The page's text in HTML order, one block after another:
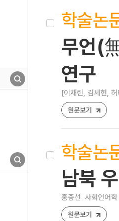
학술논
무언(
연구
[이채린, 김세헌,
원문보기
학술논
남북
홍종선 사회언어
원문보기